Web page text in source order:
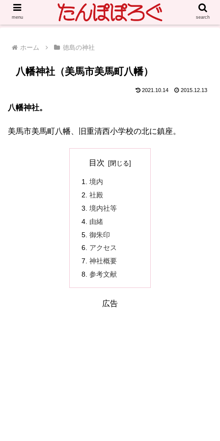
ホーム 徳島の神社
八幡神社（美馬市美馬町八幡）
2021.10.14 2015.12.13
八幡神社。
美馬市美馬町八幡、旧重清西小学校の北に鎮座。
目次
境内
社殿
境内社等
由緒
御朱印
アクセス
神社概要
参考文献
広告
menu search